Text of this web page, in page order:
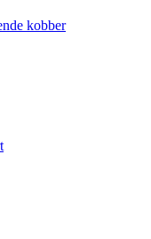
kobber